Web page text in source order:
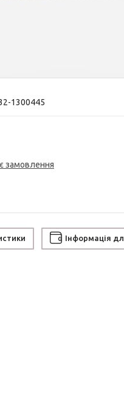
1300445
замовлення
Інформація